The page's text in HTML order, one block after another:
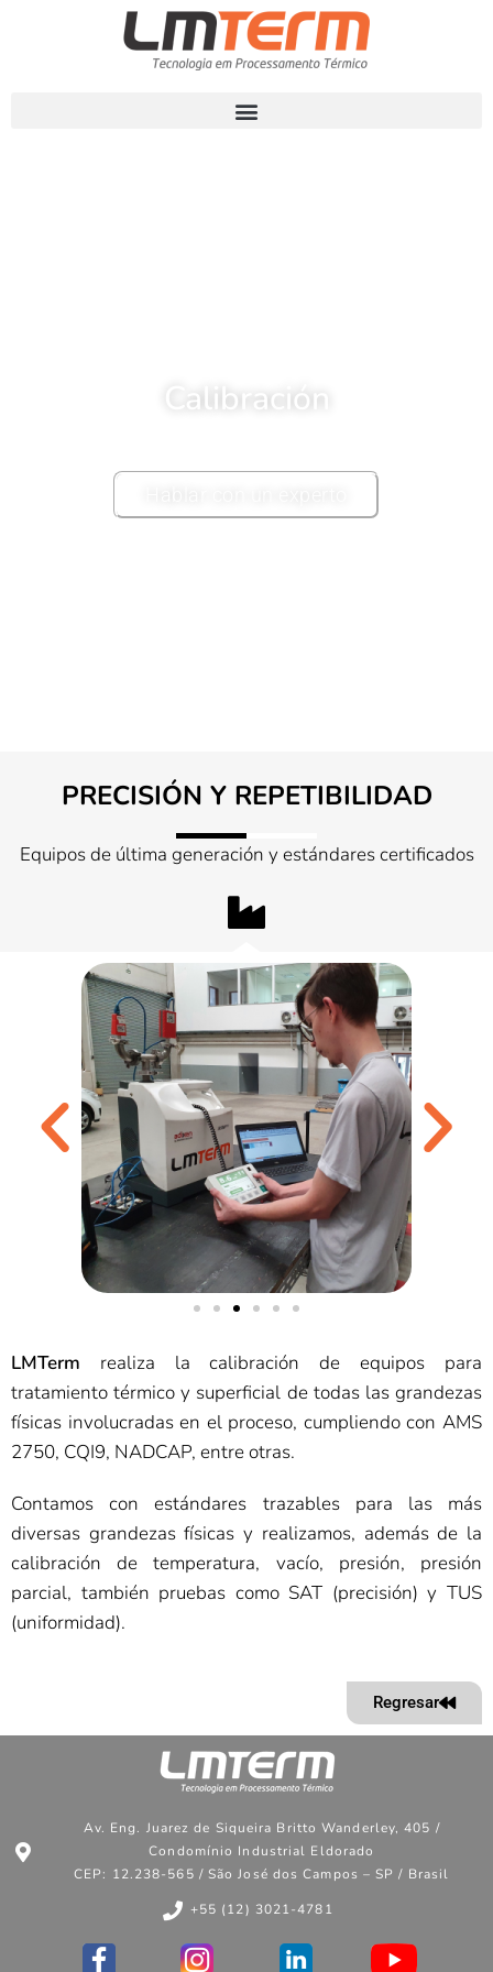
Calibración
PRECISIÓN Y REPETIBILIDAD
Equipos de última generación y estándares certificados
LMTerm realiza la calibración de equipos para
tratamiento térmico y superficial de todas las grandezas
físicas involucradas en el proceso, cumpliendo con AMS
2750, CQI9, NADCAP, entre otras.
Contamos con estándares trazables para las más
diversas grandezas físicas y realizamos, además de la
calibración de temperatura, vacío, presión, presión
parcial, también pruebas como SAT (precisión) y TUS
(uniformidad).
Regresar
Av. Eng. Juarez de Siqueira Britto Wanderley, 405 /
Condomínio Industrial Eldorado
CEP: 12.238-565 / São José dos Campos – SP / Brasil
+55 (12) 3021-4781